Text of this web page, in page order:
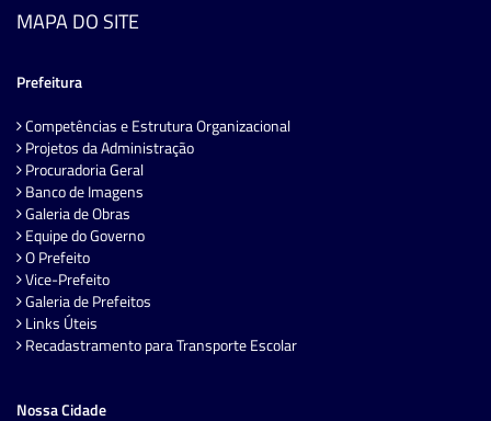
MAPA DO SITE
Prefeitura
Competências e Estrutura Organizacional
Projetos da Administração
Procuradoria Geral
Banco de Imagens
Galeria de Obras
Equipe do Governo
O Prefeito
Vice-Prefeito
Galeria de Prefeitos
Links Úteis
Recadastramento para Transporte Escolar
Nossa Cidade